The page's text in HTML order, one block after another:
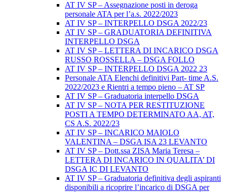
AT IV SP – Assegnazione posti in deroga
personale ATA per l’a.s. 2022/2023
AT IV SP – INTERPELLO DSGA 2022/23
AT IV SP – GRADUATORIA DEFINITIVA
INTERPELLO DSGA
AT IV SP – LETTERA DI INCARICO DSGA
RUSSO ROSSELLA – DSGA FOLLO
AT IV SP – INTERPELLO DSGA 2022 23
Personale ATA Elenchi definitivi Part- time A.S.
2022/2023 e Rientri a tempo pieno – AT SP
AT IV SP – Graduatoria interpello DSGA
AT IV SP – NOTA PER RESTITUZIONE
POSTI A TEMPO DETERMINATO AA, AT,
CS A.S. 2022/23
AT IV SP – INCARICO MAIOLO
VALENTINA – DSGA ISA 23 LEVANTO
AT IV SP – Dott.ssa ZISA Maria Teresa –
LETTERA DI INCARICO IN QUALITA’ DI
DSGA IC DI LEVANTO
AT IV SP – Graduatoria definitiva degli aspiranti
disponibili a ricoprire l’incarico di DSGA per